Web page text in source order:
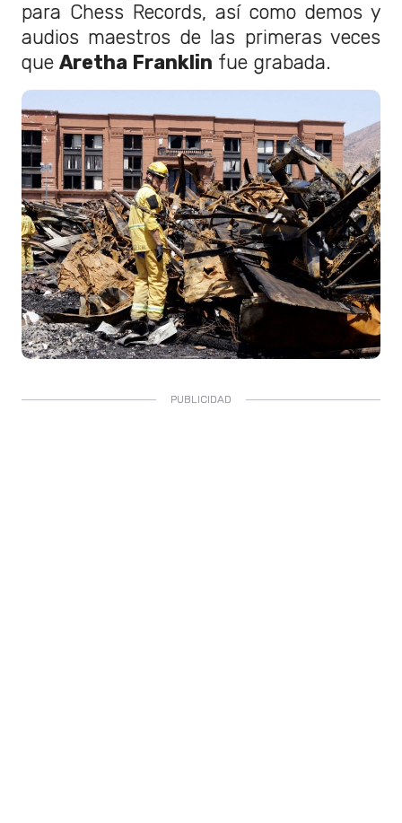
para Chess Records, así como demos y
audios maestros de las primeras veces
que Aretha Franklin fue grabada.